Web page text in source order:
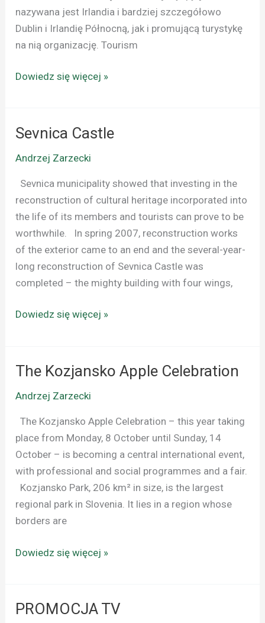
nazywana jest Irlandia i bardziej szczegółowo
Dublin i Irlandię Północną, jak i promującą turystykę
na nią organizację. Tourism
Dowiedz się więcej »
Sevnica Castle
Andrzej Zarzecki
Sevnica municipality showed that investing in the
reconstruction of cultural heritage incorporated into
the life of its members and tourists can prove to be
worthwhile. In spring 2007, reconstruction works
of the exterior came to an end and the several-year-
long reconstruction of Sevnica Castle was
completed – the mighty building with four wings,
Sevnica
Dowiedz się więcej »
The Kozjansko Apple Celebration
Andrzej Zarzecki
The Kozjansko Apple Celebration – this year taking
place from Monday, 8 October until Sunday, 14
October – is becoming a central international event,
with professional and social programmes and a fair.
Kozjansko Park, 206 km² in size, is the largest
regional park in Slovenia. It lies in a region whose
borders are
The
Apple
Celebration
Dowiedz się więcej »
PROMOCJA TV
PROMOCJA